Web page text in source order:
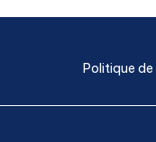
Politique